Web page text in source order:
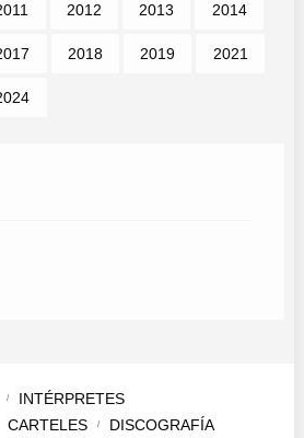
2012 2013 2014
2018 2019 2021
INTÉRPRETES
CARTELES DISCOGRAFÍA